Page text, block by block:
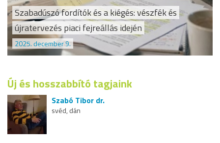
Szabadúszó fordítók és a kiégés: vészfék és
újratervezés piaci fejreállás idején
2025. december 9.
Új és hosszabbító tagjaink
Szabó Tibor dr.
svéd, dán